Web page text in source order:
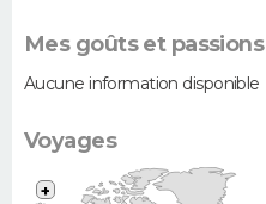
Mes goûts et passions
Aucune information disponible
Voyages
+